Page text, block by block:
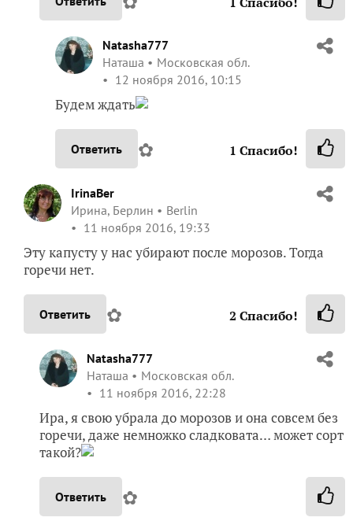
Natasha777
Наташа
Московская обл.
12 ноября 2016, 10:15
Будем ждать
Ответить ✿ 1 Спасибо!
IrinaBer
Ирина, Берлин
Berlin
11 ноября 2016, 19:33
Эту капусту у нас убирают после морозов. Тогда
горечи нет.
Ответить ✿ 2 Спасибо!
Natasha777
Наташа
Московская обл.
11 ноября 2016, 22:28
Ира, я свою убрала до морозов и она совсем без
горечи, даже немножко сладковата… может сорт
такой?
Ответить ✿